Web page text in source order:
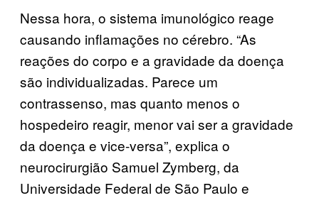
Nessa hora, o sistema imunológico reage
causando inflamações no cérebro. “As
reações do corpo e a gravidade da doença
são individualizadas. Parece um
contrassenso, mas quanto menos o
hospedeiro reagir, menor vai ser a gravidade
da doença e vice-versa”, explica o
neurocirurgião Samuel Zymberg, da
Universidade Federal de São Paulo e